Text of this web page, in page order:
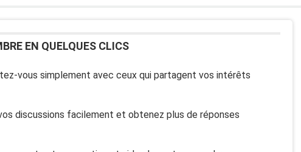
EN QUELQUES CLICS
vous simplement avec ceux qui partagent vos intérêts
discussions facilement et obtenez plus de réponses